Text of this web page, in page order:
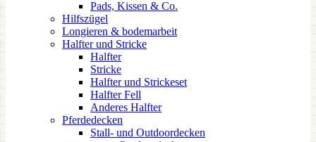
Pads, Kissen & Co.
Hilfszügel
Longieren & bodemarbeit
Halfter und Stricke
Halfter
Stricke
Halfter und Strickeset
Halfter Fell
Anderes Halfter
Pferdedecken
Stall- und Outdoordecken